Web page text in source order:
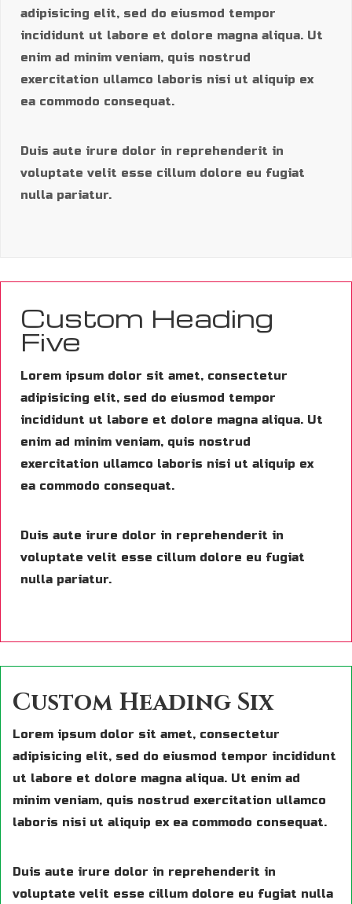
adipisicing elit, sed do eiusmod tempor
incididunt ut labore et dolore magna aliqua. Ut
enim ad minim veniam, quis nostrud
exercitation ullamco laboris nisi ut aliquip ex
ea commodo consequat.
Duis aute irure dolor in reprehenderit in
voluptate velit esse cillum dolore eu fugiat
nulla pariatur.
Custom Heading
Five
Lorem ipsum dolor sit amet, consectetur
adipisicing elit, sed do eiusmod tempor
incididunt ut labore et dolore magna aliqua. Ut
enim ad minim veniam, quis nostrud
exercitation ullamco laboris nisi ut aliquip ex
ea commodo consequat.
Duis aute irure dolor in reprehenderit in
voluptate velit esse cillum dolore eu fugiat
nulla pariatur.
Custom Heading Six
Lorem ipsum dolor sit amet, consectetur
adipisicing elit, sed do eiusmod tempor incididunt
ut labore et dolore magna aliqua. Ut enim ad
minim veniam, quis nostrud exercitation ullamco
laboris nisi ut aliquip ex ea commodo consequat.
Duis aute irure dolor in reprehenderit in
voluptate velit esse cillum dolore eu fugiat nulla